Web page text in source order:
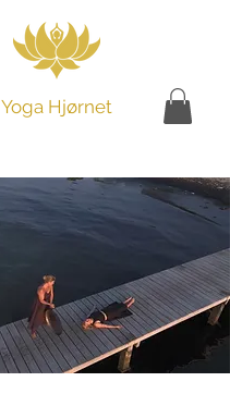
Yoga Hjørnet